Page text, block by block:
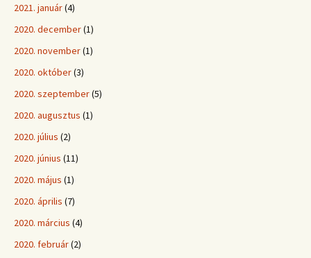
2021. január(4)
2020. december(1)
2020. november(1)
2020. október(3)
2020. szeptember(5)
2020. augusztus (1)
2020. július (2)
2020. június (11)
2020. május (1)
2020. április (7)
2020. március (4)
2020. február(2)